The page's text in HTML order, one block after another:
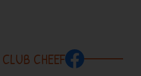
CHEEF